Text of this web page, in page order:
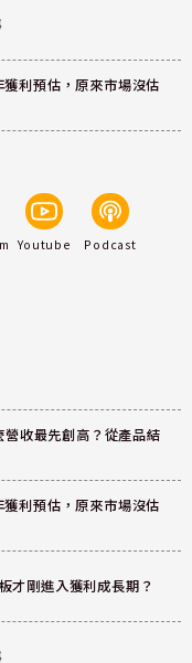
利預估，原來市場沒估
Youtube Podcast
收最先創高？從產品結
利預估，原來市場沒估
才剛進入獲利成長期？